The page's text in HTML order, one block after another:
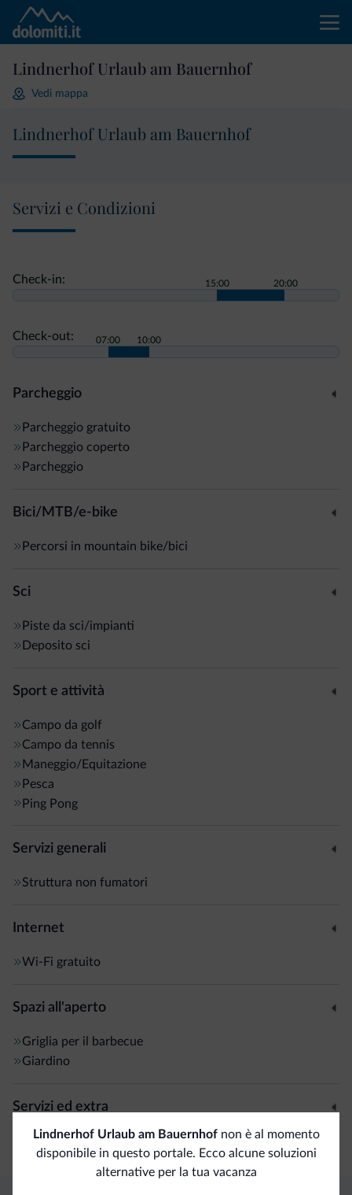
Lindnerhof Urlaub am Bauernhof
Vedi mappa
Lindnerhof Urlaub am Bauernhof
Servizi e Condizioni
Check-in: 15:00 20:00
Check-out: 07:00 10:00
Parcheggio
Parcheggio gratuito
Parcheggio coperto
Parcheggio
Bici/MTB/e-bike
Percorsi in mountain bike/bici
Sci
Piste da sci/impianti
Deposito sci
Sport e attività
Campo da golf
Campo da tennis
Maneggio/Equitazione
Pesca
Ping Pong
Servizi generali
Struttura non fumatori
Internet
Wi-Fi gratuito
Spazi all'aperto
Griglia per il barbecue
Giardino
Servizi ed extra
Banco escursioni guidate
Lindnerhof Urlaub am Bauernhofnon è al momento
disponibile in questo portale. Ecco alcune soluzioni
alternative per la tua vacanza